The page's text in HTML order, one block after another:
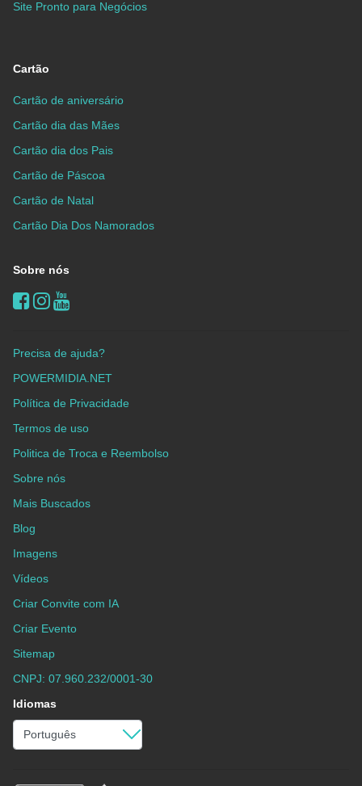
Site Pronto para Negócios
Cartão
Cartão de aniversário
Cartão dia das Mães
Cartão dia dos Pais
Cartão de Páscoa
Cartão de Natal
Cartão Dia Dos Namorados
Sobre nós
Precisa de ajuda?
POWERMIDIA.NET
Política de Privacidade
Termos de uso
Politica de Troca e Reembolso
Sobre nós
Mais Buscados
Blog
Imagens
Vídeos
Criar Convite com IA
Criar Evento
Sitemap
CNPJ: 07.960.232/0001-30
Idiomas